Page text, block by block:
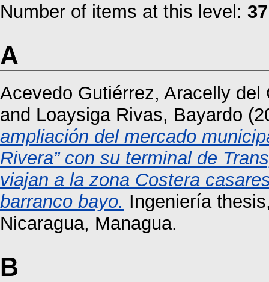
Number of items at this level: 37
A
Acevedo Gutiérrez, Aracelly del
and Loaysiga Rivas, Bayardo
ampliación del mercado
Rivera” con su terminal de
viajan a la zona Costera
barranco bayo. Ingeniería
Nicaragua, Managua.
B